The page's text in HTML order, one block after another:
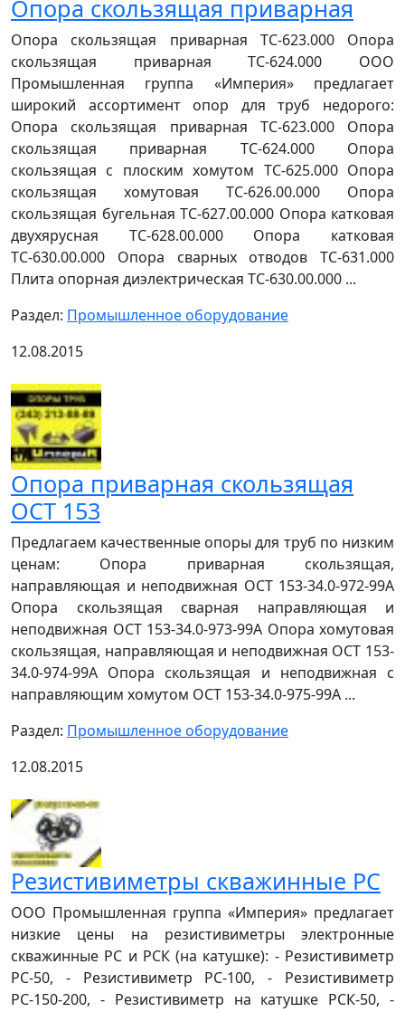
Опора скользящая приварная
Опора скользящая приварная ТС-623.000 Опора
скользящая приварная ТС-624.000 ООО
Промышленная группа «Империя» предлагает
широкий ассортимент опор для труб недорого:
Опора скользящая приварная ТС-623.000 Опора
скользящая приварная ТС-624.000 Опора
скользящая с плоским хомутом ТС-625.000 Опора
скользящая хомутовая ТС-626.00.000 Опора
скользящая бугельная ТС-627.00.000 Опора катковая
двухярусная ТС-628.00.000 Опора катковая
ТС-630.00.000 Опора сварных отводов ТС-631.000
Плита опорная диэлектрическая ТС-630.00.000 ...
Раздел: Промышленное оборудование
12.08.2015
Опора приварная скользящая
ОСТ 153
Предлагаем качественные опоры для труб по низким
ценам: Опора приварная скользящая,
направляющая и неподвижная ОСТ 153-34.0-972-99А
Опора скользящая сварная направляющая и
неподвижная ОСТ 153-34.0-973-99А Опора хомутовая
скользящая, направляющая и неподвижная ОСТ 153-
34.0-974-99А Опора скользящая и неподвижная с
направляющим хомутом ОСТ 153-34.0-975-99А ...
Раздел: Промышленное оборудование
12.08.2015
Резистивиметры скважинные РС
ООО Промышленная группа «Империя» предлагает
низкие цены на резистивиметры электронные
скважинные РС и РСК (на катушке): - Резистивиметр
РС-50, - Резистивиметр РС-100, - Резистивиметр
РС-150-200, - Резистивиметр на катушке РСК-50, -